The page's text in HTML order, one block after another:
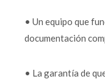
• Un equipo que
documentación
• La garantía de